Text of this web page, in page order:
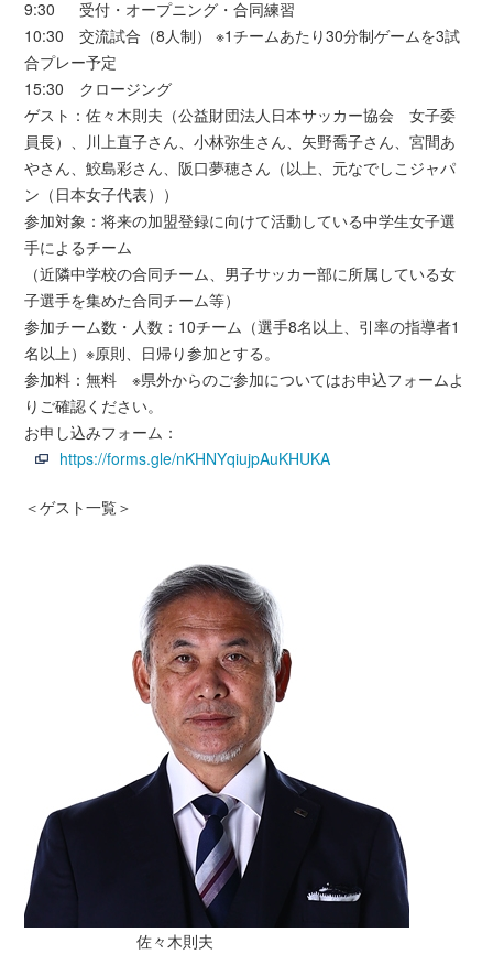
9:30 受付・オープニング・合同練習
10:30 交流試合（8人制） ※1チームあたり30分制ゲームを3試
合プレー予定
15:30 クロージング
ゲスト：佐々木則夫（公益財団法人日本サッカー協会 女子委
員長）、川上直子さん、小林弥生さん、矢野喬子さん、宮間あ
やさん、鮫島彩さん、阪口夢穂さん（以上、元なでしこジャパ
ン（日本女子代表））
参加対象：将来の加盟登録に向けて活動している中学生女子選
手によるチーム
（近隣中学校の合同チーム、男子サッカー部に所属している女
子選手を集めた合同チーム等）
参加チーム数・人数：10チーム（選手8名以上、引率の指導者1
名以上）※原則、日帰り参加とする。
参加料：無料 ※県外からのご参加についてはお申込フォームよ
りご確認ください。
お申し込みフォーム：
https://forms.gle/nKHNYqiujpAuKHUKA
＜ゲスト一覧＞
佐々木則夫